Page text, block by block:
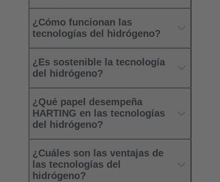
¿Cómo funcionan las
tecnologías del hidrógeno?
¿Es sostenible la tecnología
del hidrógeno?
¿Qué papel desempeña
HARTING en las tecnologías
del hidrógeno?
¿Cuáles son las ventajas de
las tecnologías del
hidrógeno?